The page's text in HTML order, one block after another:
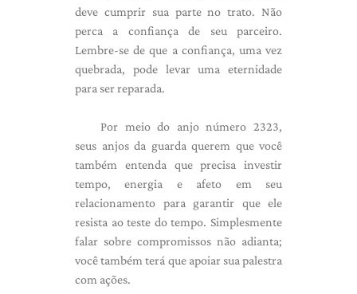
deve cumprir sua parte no trato. Não
perca a confiança de seu parceiro.
Lembre-se de que a confiança, uma vez
quebrada, pode levar uma eternidade
para ser reparada.
Por meio do anjo número 2323,
seus anjos da guarda querem que você
também entenda que precisa investir
tempo, energia e afeto em seu
relacionamento para garantir que ele
resista ao teste do tempo. Simplesmente
falar sobre compromissos não adianta;
você também terá que apoiar sua palestra
com ações.